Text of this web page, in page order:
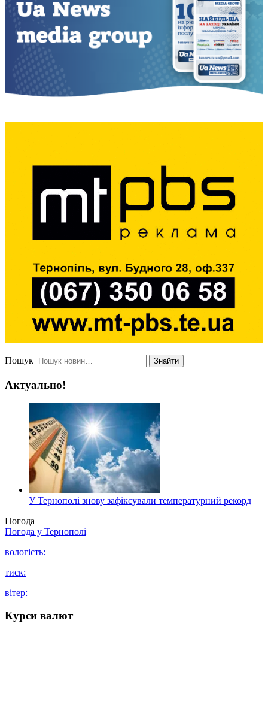
Пошук Знайти
Актуально!
У Тернополі знову зафіксували температурний рекорд
Погода
Погода у Тернополі
вологість:
тиск:
вітер:
Курси валют